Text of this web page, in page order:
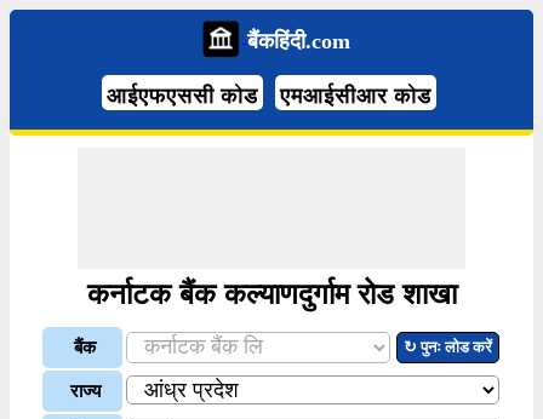
बैंकहिंदी.com
आईएफएससी कोड एमआईसीआर कोड
कर्नाटक बैंक कल्याणदुर्गाम रोड शाखा
बैंक ↻ पुनः लोड करें
राज्य